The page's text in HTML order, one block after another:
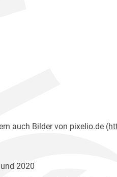
auch Bilder von pixelio.de (
2020